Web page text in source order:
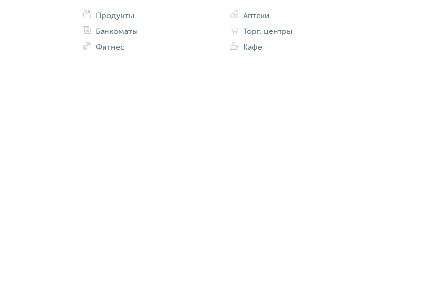
Продукты
Банкоматы
Фитнес
Аптеки
Торг. центры
Кафе